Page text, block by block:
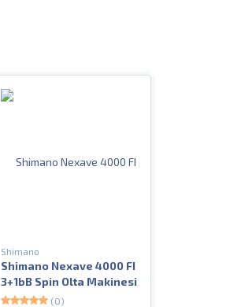
Shimano
Shimano Nexave 4000 FI
3+1bB Spin Olta Makinesi
(0)